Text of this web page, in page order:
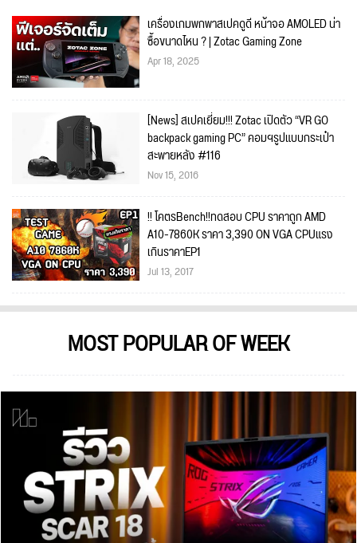
เครื่องเกมพกพาสเปคดูดี หน้าจอ AMOLED น่า
ซื้อขนาดไหน ? | Zotac Gaming Zone
Apr 18, 2025
[News] สเปคเยี่ยม!!! Zotac เปิดตัว “VR GO
backpack gaming PC” คอมฯรูปแบบกระเป๋า
สะพายหลัง #116
Nov 15, 2016
!! โคตรBench!!ทดสอบ CPU ราคาถูก AMD
A10-7860K ราคา 3,390 ON VGA CPUแรง
เกินราคาEP1
Jul 13, 2017
MOST POPULAR OF WEEK